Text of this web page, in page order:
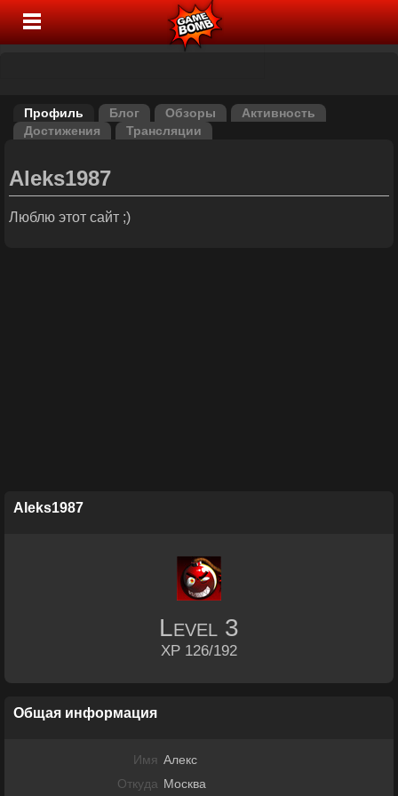
Профиль Блог Обзоры
Активность
Достижения
Трансляции
Aleks1987
Люблю этот сайт ;)
Aleks1987
Level 3
XP 126/192
Общая информация
Имя Алекс
Откуда Москва